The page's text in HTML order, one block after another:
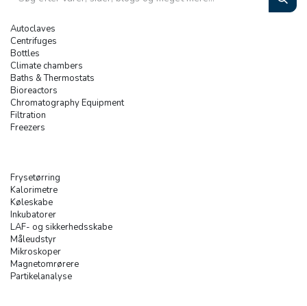
Autoclaves
Centrifuges
Bottles
Climate chambers
Baths & Thermostats
Bioreactors
Chromatography Equipment
Filtration
Freezers
Frysetørring
Kalorimetre
Køleskabe
Inkubatorer
LAF- og sikkerhedsskabe
Måleudstyr
Mikroskoper
Magnetomrørere
Partikelanalyse